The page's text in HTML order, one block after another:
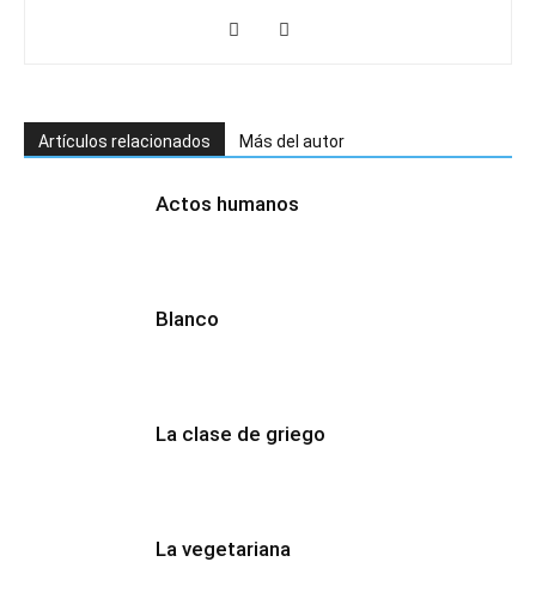
Artículos relacionados Más del autor
Actos humanos
Blanco
La clase de griego
La vegetariana